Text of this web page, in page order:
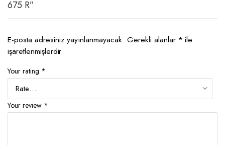
675 R”
E-posta adresiniz yayınlanmayacak. Gerekli alanlar * ile
işaretlenmişlerdir
Your rating *
Your review *